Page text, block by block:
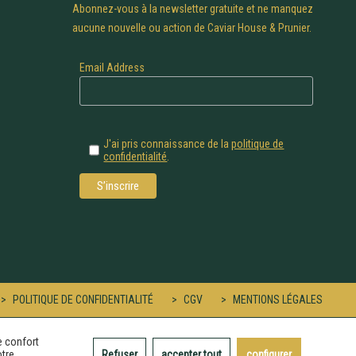
Abonnez-vous à la newsletter gratuite et ne manquez
aucune nouvelle ou action de Caviar House & Prunier.
Email Address
J'ai pris connaissance de lapolitique de
confidentialité
POLITIQUE DE CONFIDENTIALITÉ CGV MENTIONS LÉGALES
confort